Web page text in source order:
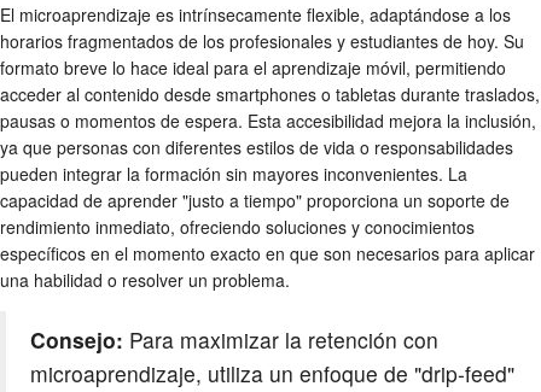
El microaprendizaje es intrínsecamente flexible, adaptándose a los
horarios fragmentados de los profesionales y estudiantes de hoy. Su
formato breve lo hace ideal para el aprendizaje móvil, permitiendo
acceder al contenido desde smartphones o tabletas durante traslados,
pausas o momentos de espera. Esta accesibilidad mejora la inclusión,
ya que personas con diferentes estilos de vida o responsabilidades
pueden integrar la formación sin mayores inconvenientes. La
capacidad de aprender "justo a tiempo" proporciona un soporte de
rendimiento inmediato, ofreciendo soluciones y conocimientos
específicos en el momento exacto en que son necesarios para aplicar
una habilidad o resolver un problema.
Consejo: Para maximizar la retención con
microaprendizaje, utiliza un enfoque de "drip-feed"